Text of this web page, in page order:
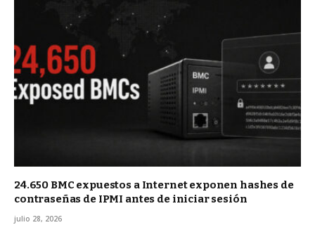
24.650 BMC expuestos a Internet exponen hashes de
contraseñas de IPMI antes de iniciar sesión
julio 28, 2026